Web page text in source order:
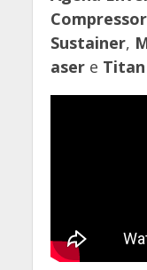
Compressor
Sustainer,
asere Titan